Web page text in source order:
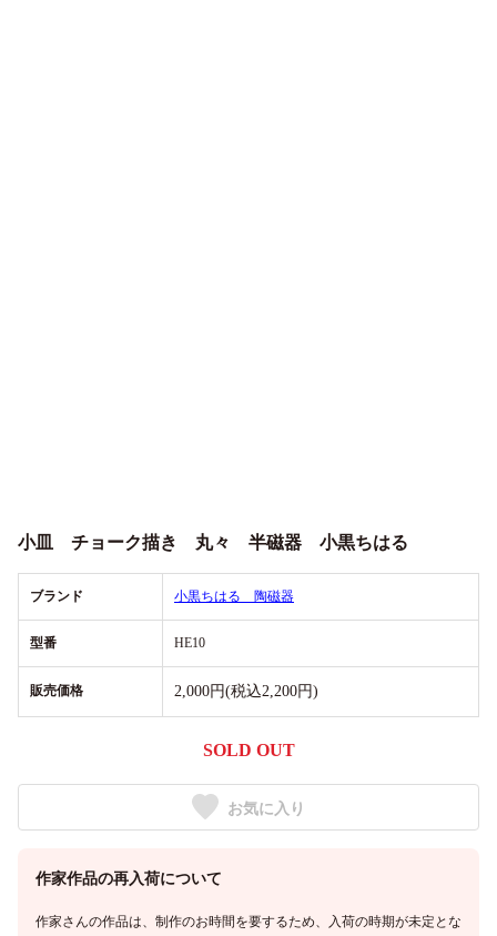
小皿 チョーク描き 丸々 半磁器 小黒ちはる
ブランド 小黒ちはる 陶磁器
型番 HE10
販売価格 2,000円(税込2,200円)
SOLD OUT
お気に入り
作家作品の再入荷について
作家さんの作品は、制作のお時間を要するため、入荷の時期が未定とな